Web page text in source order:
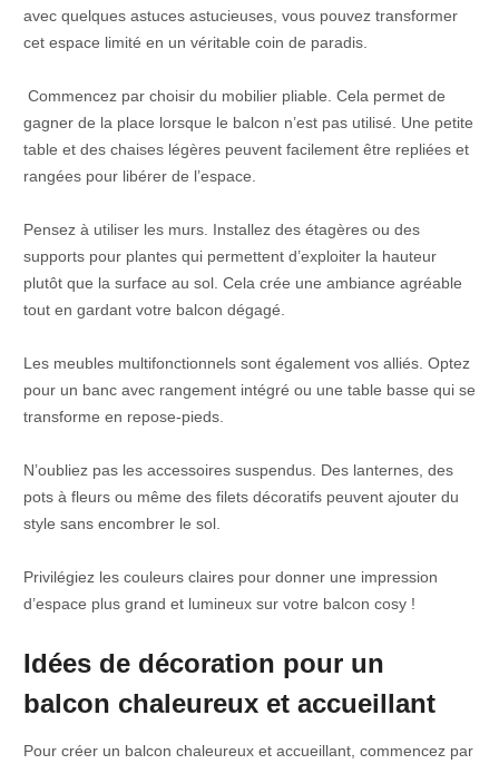
avec quelques astuces astucieuses, vous pouvez transformer
cet espace limité en un véritable coin de paradis.
Commencez par choisir du mobilier pliable. Cela permet de
gagner de la place lorsque le balcon n’est pas utilisé. Une petite
table et des chaises légères peuvent facilement être repliées et
rangées pour libérer de l’espace.
Pensez à utiliser les murs. Installez des étagères ou des
supports pour plantes qui permettent d’exploiter la hauteur
plutôt que la surface au sol. Cela crée une ambiance agréable
tout en gardant votre balcon dégagé.
Les meubles multifonctionnels sont également vos alliés. Optez
pour un banc avec rangement intégré ou une table basse qui se
transforme en repose-pieds.
N’oubliez pas les accessoires suspendus. Des lanternes, des
pots à fleurs ou même des filets décoratifs peuvent ajouter du
style sans encombrer le sol.
Privilégiez les couleurs claires pour donner une impression
d’espace plus grand et lumineux sur votre balcon cosy !
Idées de décoration pour un
balcon chaleureux et accueillant
Pour créer un balcon chaleureux et accueillant, commencez par